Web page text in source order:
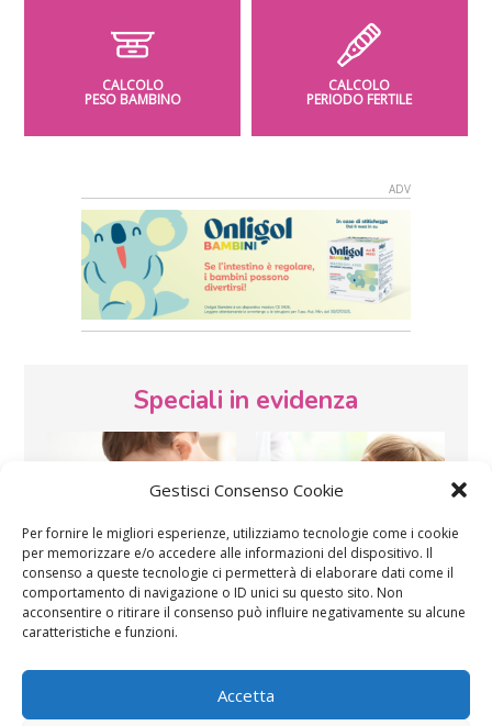
Gestisci Consenso Cookie
Per fornire le migliori esperienze, utilizziamo tecnologie come i cookie
per memorizzare e/o accedere alle informazioni del dispositivo. Il
consenso a queste tecnologie ci permetterà di elaborare dati come il
comportamento di navigazione o ID unici su questo sito. Non
acconsentire o ritirare il consenso può influire negativamente su alcune
caratteristiche e funzioni.
Accetta
CALCOLO
PESO BAMBINO
CALCOLO
PERIODO FERTILE
Speciali in evidenza
Vaccini SOS Pediatra